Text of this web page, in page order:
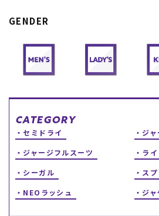
CONTENTS
ブランド一覧
特集一覧
RIDE LIFE MAGAZINE一
フ
中古/アウトレット スノ
ー
ご利
会員
店頭
お問
ニュ
GENDER
CATEGORY
セミドライ
ジャ
ジャージフルスーツ
ラ
シーガル
ス
NEOラッシュ
ジ